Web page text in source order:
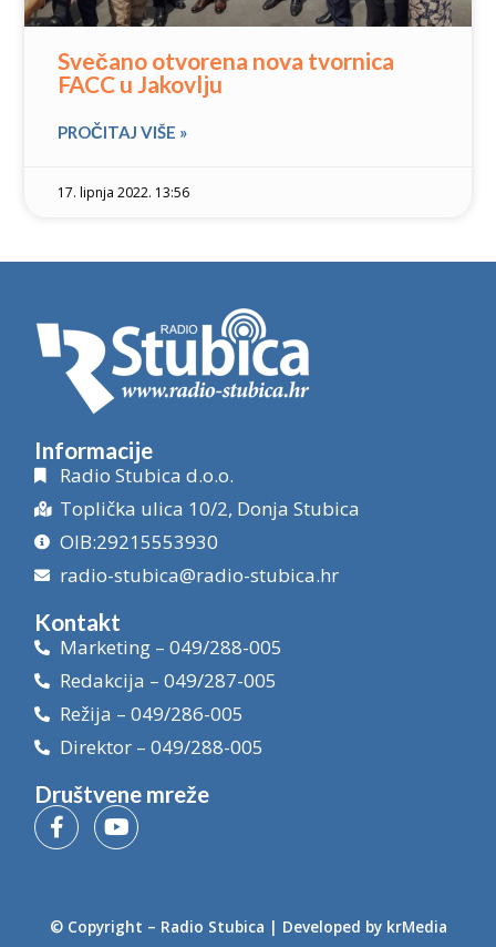
Svečano otvorena nova tvornica
FACC u Jakovlju
PROČITAJ VIŠE »
17. lipnja 2022. 13:56
Informacije
Radio Stubica d.o.o.
Toplička ulica 10/2, Donja Stubica
OIB:29215553930
radio-stubica@radio-stubica.hr
Kontakt
Marketing – 049/288-005
Redakcija – 049/287-005
Režija – 049/286-005
Direktor – 049/288-005
Društvene mreže
© Copyright – Radio Stubica | Developed by krMedia